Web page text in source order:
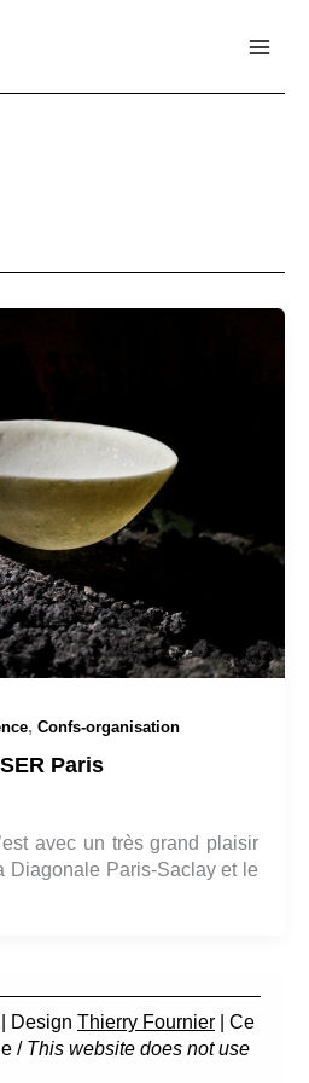
, Confs-organisation
Paris
avec un très grand plaisir
Diagonale Paris-Saclay et le
Design Thierry Fournier | Ce
/ This website does not use